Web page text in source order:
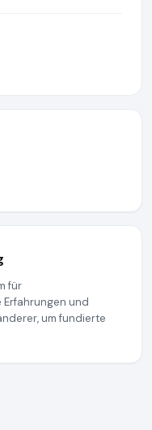
für
Erfahrungen und
um fundierte